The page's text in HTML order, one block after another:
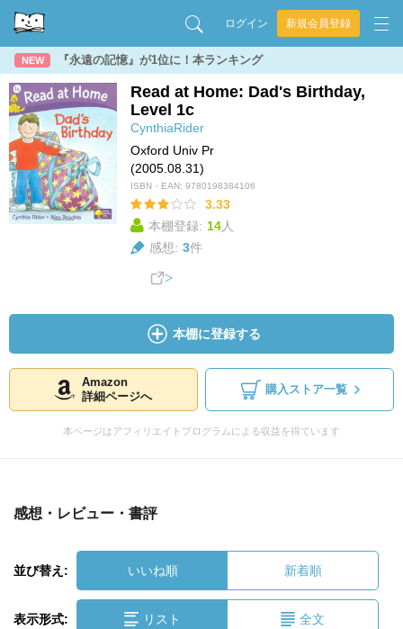
ログイン 新規会員登録
NEW 『永遠の記憶』が1位に！本ランキング
Read at Home: Dad's Birthday,
Level 1c
CynthiaRider
Oxford Univ Pr
(2005.08.31)
ISBN・EAN: 9780198384106
3.33
本棚登録: 14人
感想: 3件
本棚に登録する
Amazon
詳細ページへ
購入ストア一覧
本ページはアフィリエイトプログラムによる収益を得ています
感想・レビュー・書評
並び替え: いいね順 新着順
表示形式: リスト 全文